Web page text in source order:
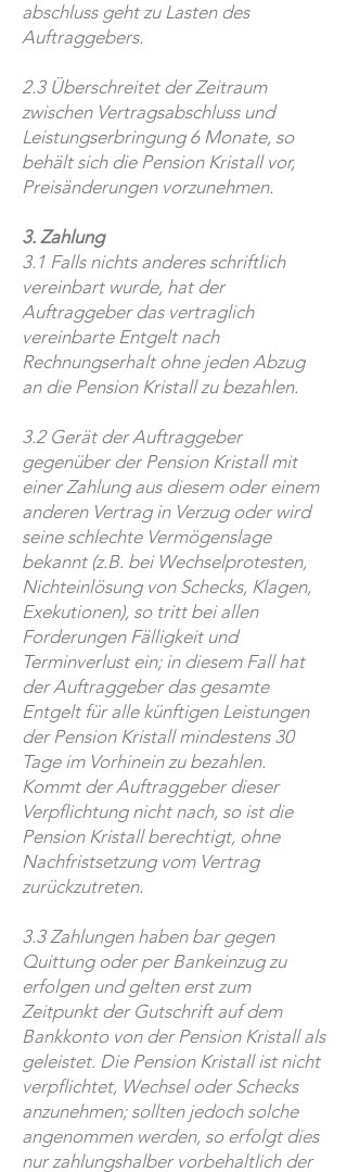
abschluss geht zu Lasten des
Auftraggebers.
2.3 Überschreitet der Zeitraum
zwischen Vertragsabschluss und
Leistungserbringung 6 Monate, so
behält sich die Pension Kristall vor,
Preisänderungen vorzunehmen.
3. Zahlung
3.1 Falls nichts anderes schriftlich
vereinbart wurde, hat der
Auftraggeber das vertraglich
vereinbarte Entgelt nach
Rechnungserhalt ohne jeden Abzug
an die Pension Kristall zu bezahlen.
3.2 Gerät der Auftraggeber
gegenüber der Pension Kristall mit
einer Zahlung aus diesem oder einem
anderen Vertrag in Verzug oder wird
seine schlechte Vermögenslage
bekannt (z.B. bei Wechselprotesten,
Nichteinlösung von Schecks, Klagen,
Exekutionen), so tritt bei allen
Forderungen Fälligkeit und
Terminverlust ein; in diesem Fall hat
der Auftraggeber das gesamte
Entgelt für alle künftigen Leistungen
der Pension Kristall mindestens 30
Tage im Vorhinein zu bezahlen.
Kommt der Auftraggeber dieser
Verpflichtung nicht nach, so ist die
Pension Kristall berechtigt, ohne
Nachfristsetzung vom Vertrag
zurückzutreten.
3.3 Zahlungen haben bar gegen
Quittung oder per Bankeinzug zu
erfolgen und gelten erst zum
Zeitpunkt der Gutschrift auf dem
Bankkonto von der Pension Kristall als
geleistet. Die Pension Kristall ist nicht
verpflichtet, Wechsel oder Schecks
anzunehmen; sollten jedoch solche
angenommen werden, so erfolgt dies
nur zahlungshalber vorbehaltlich der